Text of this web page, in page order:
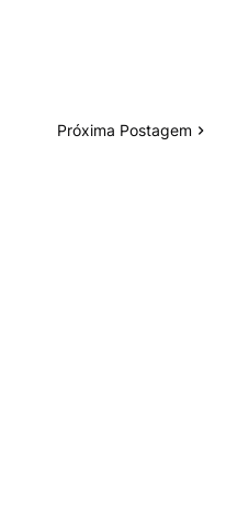
Próxima Postagem